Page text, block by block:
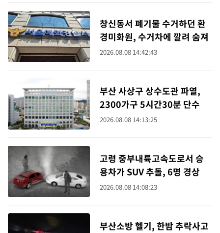
창신동서 폐기물 수거하던 환
경미화원, 수거차에 깔려 숨져
2026.08.08 14:42:43
부산 사상구 상수도관 파열,
2300가구 5시간30분 단수
2026.08.08 14:13:25
고령 중부내륙고속도로서 승
용차가 SUV 추돌, 6명 경상
2026.08.08 14:08:23
부산소방 헬기, 한밤 추락사고